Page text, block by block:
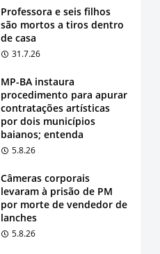
Professora e seis filhos
são mortos a tiros dentro
de casa
31.7.26
MP-BA instaura
procedimento para apurar
contratações artísticas
por dois municípios
baianos; entenda
5.8.26
Câmeras corporais
levaram à prisão de PM
por morte de vendedor de
lanches
5.8.26